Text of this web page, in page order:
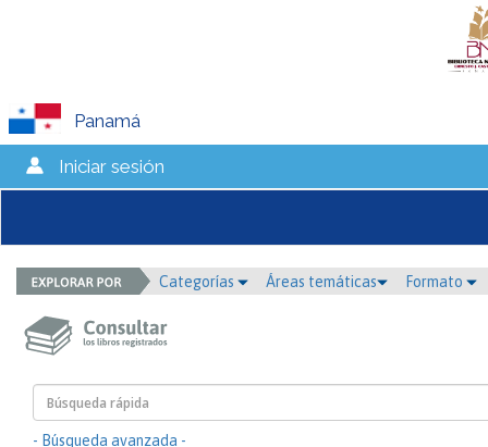
Panamá
Iniciar sesión
Categorías Áreas temáticas Formato
- Búsqueda avanzada -